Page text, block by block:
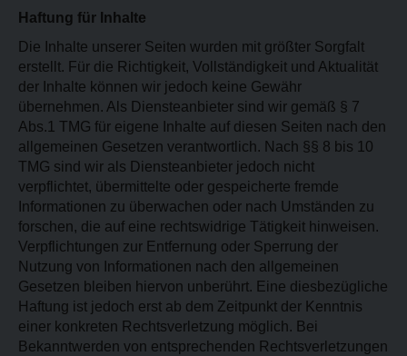
Haftung für Inhalte
Die Inhalte unserer Seiten wurden mit größter Sorgfalt
erstellt. Für die Richtigkeit, Vollständigkeit und Aktualität
der Inhalte können wir jedoch keine Gewähr
übernehmen. Als Diensteanbieter sind wir gemäß § 7
Abs.1 TMG für eigene Inhalte auf diesen Seiten nach den
allgemeinen Gesetzen verantwortlich. Nach §§ 8 bis 10
TMG sind wir als Diensteanbieter jedoch nicht
verpflichtet, übermittelte oder gespeicherte fremde
Informationen zu überwachen oder nach Umständen zu
forschen, die auf eine rechtswidrige Tätigkeit hinweisen.
Verpflichtungen zur Entfernung oder Sperrung der
Nutzung von Informationen nach den allgemeinen
Gesetzen bleiben hiervon unberührt. Eine diesbezügliche
Haftung ist jedoch erst ab dem Zeitpunkt der Kenntnis
einer konkreten Rechtsverletzung möglich. Bei
Bekanntwerden von entsprechenden Rechtsverletzungen